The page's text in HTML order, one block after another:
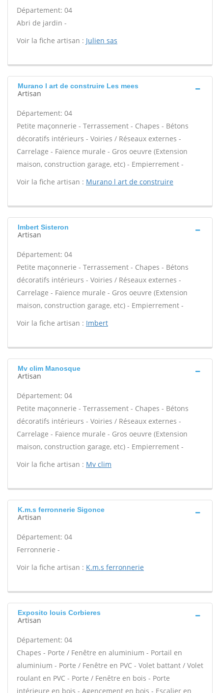
Département: 04
Abri de jardin -
Voir la fiche artisan : Julien sas
Murano l art de construire Les mees
Artisan
Département: 04
Petite maçonnerie - Terrassement - Chapes - Bétons
décoratifs intérieurs - Voiries / Réseaux externes -
Carrelage - Faïence murale - Gros oeuvre (Extension
maison, construction garage, etc) - Empierrement -
Voir la fiche artisan : Murano l art de construire
Imbert Sisteron
Artisan
Département: 04
Petite maçonnerie - Terrassement - Chapes - Bétons
décoratifs intérieurs - Voiries / Réseaux externes -
Carrelage - Faïence murale - Gros oeuvre (Extension
maison, construction garage, etc) - Empierrement -
Voir la fiche artisan : Imbert
Mv clim Manosque
Artisan
Département: 04
Petite maçonnerie - Terrassement - Chapes - Bétons
décoratifs intérieurs - Voiries / Réseaux externes -
Carrelage - Faïence murale - Gros oeuvre (Extension
maison, construction garage, etc) - Empierrement -
Voir la fiche artisan : Mv clim
K.m.s ferronnerie Sigonce
Artisan
Département: 04
Ferronnerie -
Voir la fiche artisan : K.m.s ferronnerie
Exposito louis Corbieres
Artisan
Département: 04
Chapes - Porte / Fenêtre en aluminium - Portail en
aluminium - Porte / Fenêtre en PVC - Volet battant / Volet
roulant en PVC - Porte / Fenêtre en bois - Porte
intérieure en bois - Agencement en bois - Escalier en